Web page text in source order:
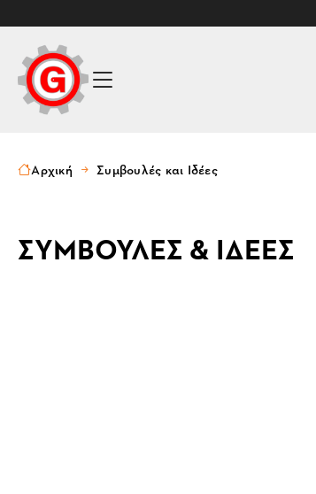
Αρχική Συμβουλές και Ιδέες
ΣΥΜΒΟΥΛΕΣ & ΙΔΕΕΣ